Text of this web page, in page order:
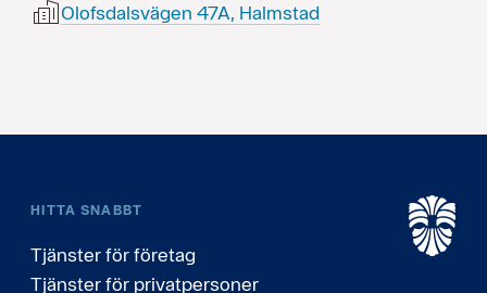
Olofsdalsvägen 47A, Halmstad
HITTA SNABBT
Tjänster för företag
Tjänster för privatpersoner